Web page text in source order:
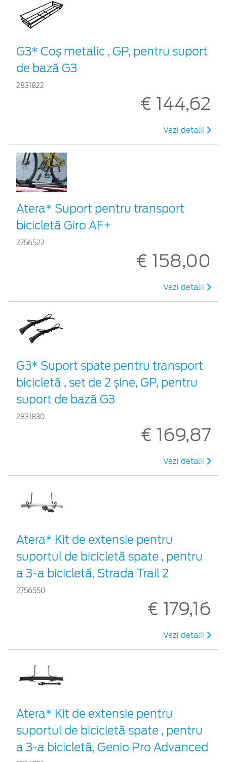
G3* Coș metalic , GP, pentru suport
de bază G3
2831822
€ 144,62
Vezi detalii
Atera* Suport pentru transport
bicicletă Giro AF+
2756522
€ 158,00
Vezi detalii
G3* Suport spate pentru transport
bicicletă , set de 2 șine, GP, pentru
suport de bază G3
2831830
€ 169,87
Vezi detalii
Atera* Kit de extensie pentru
suportul de bicicletă spate , pentru
a 3-a bicicletă, Strada Trail 2
2756550
€ 179,16
Vezi detalii
Atera* Kit de extensie pentru
suportul de bicicletă spate , pentru
a 3-a bicicletă, Genio Pro Advanced